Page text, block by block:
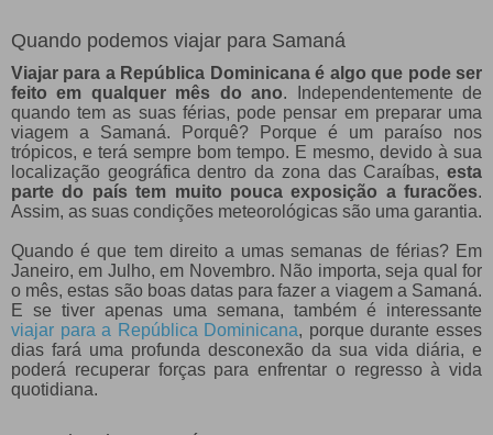
Quando podemos viajar para Samaná
Viajar para a República Dominicana é algo que pode ser
feito em qualquer mês do ano. Independentemente de
quando tem as suas férias, pode pensar em preparar uma
viagem a Samaná. Porquê? Porque é um paraíso nos
trópicos, e terá sempre bom tempo. E mesmo, devido à sua
localização geográfica dentro da zona das Caraíbas, esta
parte do país tem muito pouca exposição a furacões.
Assim, as suas condições meteorológicas são uma garantia.
Quando é que tem direito a umas semanas de férias? Em
Janeiro, em Julho, em Novembro. Não importa, seja qual for
o mês, estas são boas datas para fazer a viagem a Samaná.
E se tiver apenas uma semana, também é interessante
viajar para a República Dominicana, porque durante esses
dias fará uma profunda desconexão da sua vida diária, e
poderá recuperar forças para enfrentar o regresso à vida
quotidiana.